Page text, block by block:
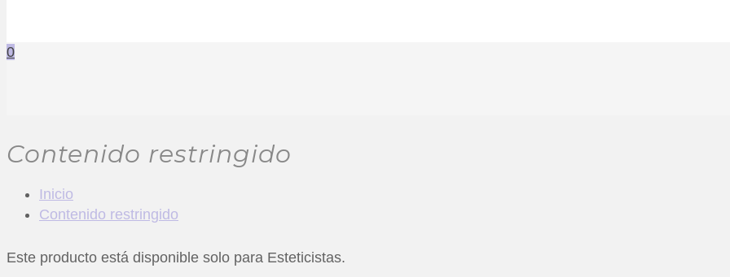
0
Contenido restringido
Inicio
Contenido restringido
Este producto está disponible solo para Esteticistas.